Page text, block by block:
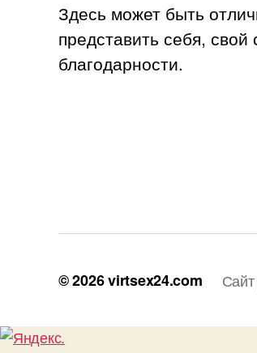
Здесь может быть
представить себя,
благодарности.
© 2026virtsex24.com